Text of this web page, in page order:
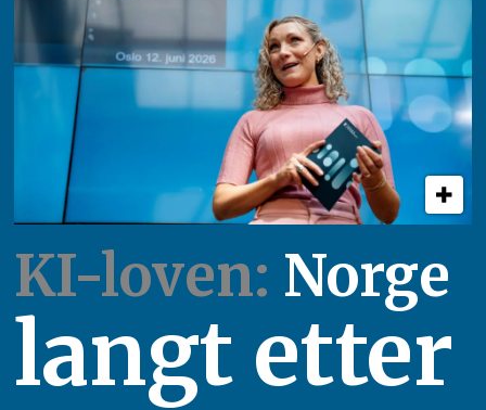
KI-loven: Norge
langt etter